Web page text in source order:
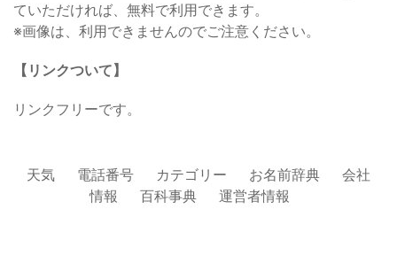
ていただければ、無料で利用できます。
※画像は、利用できませんのでご注意ください。
【リンクついて】
リンクフリーです。
天気 電話番号 カテゴリー お名前辞典
会社
情報
百科事典 運営者情報